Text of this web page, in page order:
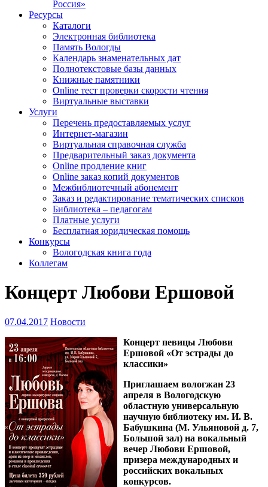
Россия»
Ресурсы
Каталоги
Электронная библиотека
Память Вологды
Календарь знаменательных дат
Полнотекстовые базы данных
Книжные памятники
Online тест проверки скорости чтения
Виртуальные выставки
Услуги
Перечень предоставляемых услуг
Интернет-магазин
Виртуальная справочная служба
Предварительный заказ документа
Online продление книг
Online заказ копий документов
Межбиблиотечный абонемент
Заказ и редактирование тематических списков
Библиотека – педагогам
Платные услуги
Бесплатная юридическая помощь
Конкурсы
Вологодская книга года
Коллегам
Концерт Любови Ершовой
07.04.2017 Новости
Концерт певицы Любови
Ершовой «От эстрады до
классики»
Приглашаем вологжан 23
апреля в Вологодскую
областную универсальную
научную библиотеку им. И. В.
Бабушкина (М. Ульяновой д. 7,
Большой зал) на вокальный
вечер Любови Ершовой,
призера международных и
российских вокальных
конкурсов.